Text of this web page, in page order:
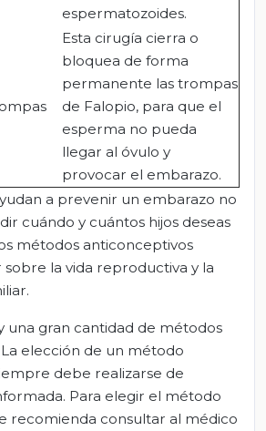
espermatozoides.
Esta cirugía cierra o
bloquea de forma
permanente las trompas
de Falopio, para que el
esperma no pueda
llegar al óvulo y
provocar el embarazo.
a prevenir un embarazo no
cuándo y cuántos hijos deseas
métodos anticonceptivos
la vida reproductiva y la
una gran cantidad de métodos
elección de un método
debe realizarse de
Para elegir el método
recomienda consultar al médico